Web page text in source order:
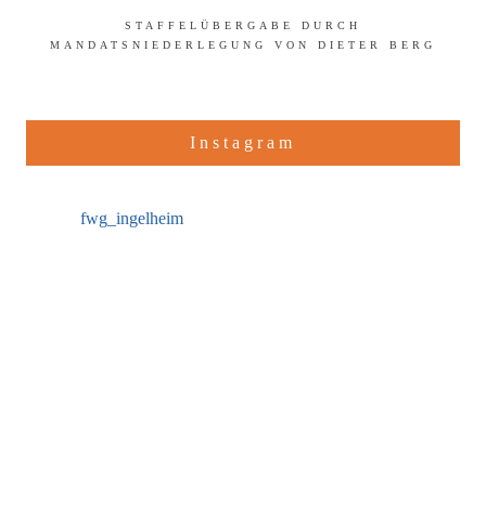
STAFFELÜBERGABE DURCH
MANDATSNIEDERLEGUNG VON DIETER BERG
Instagram
fwg_ingelheim